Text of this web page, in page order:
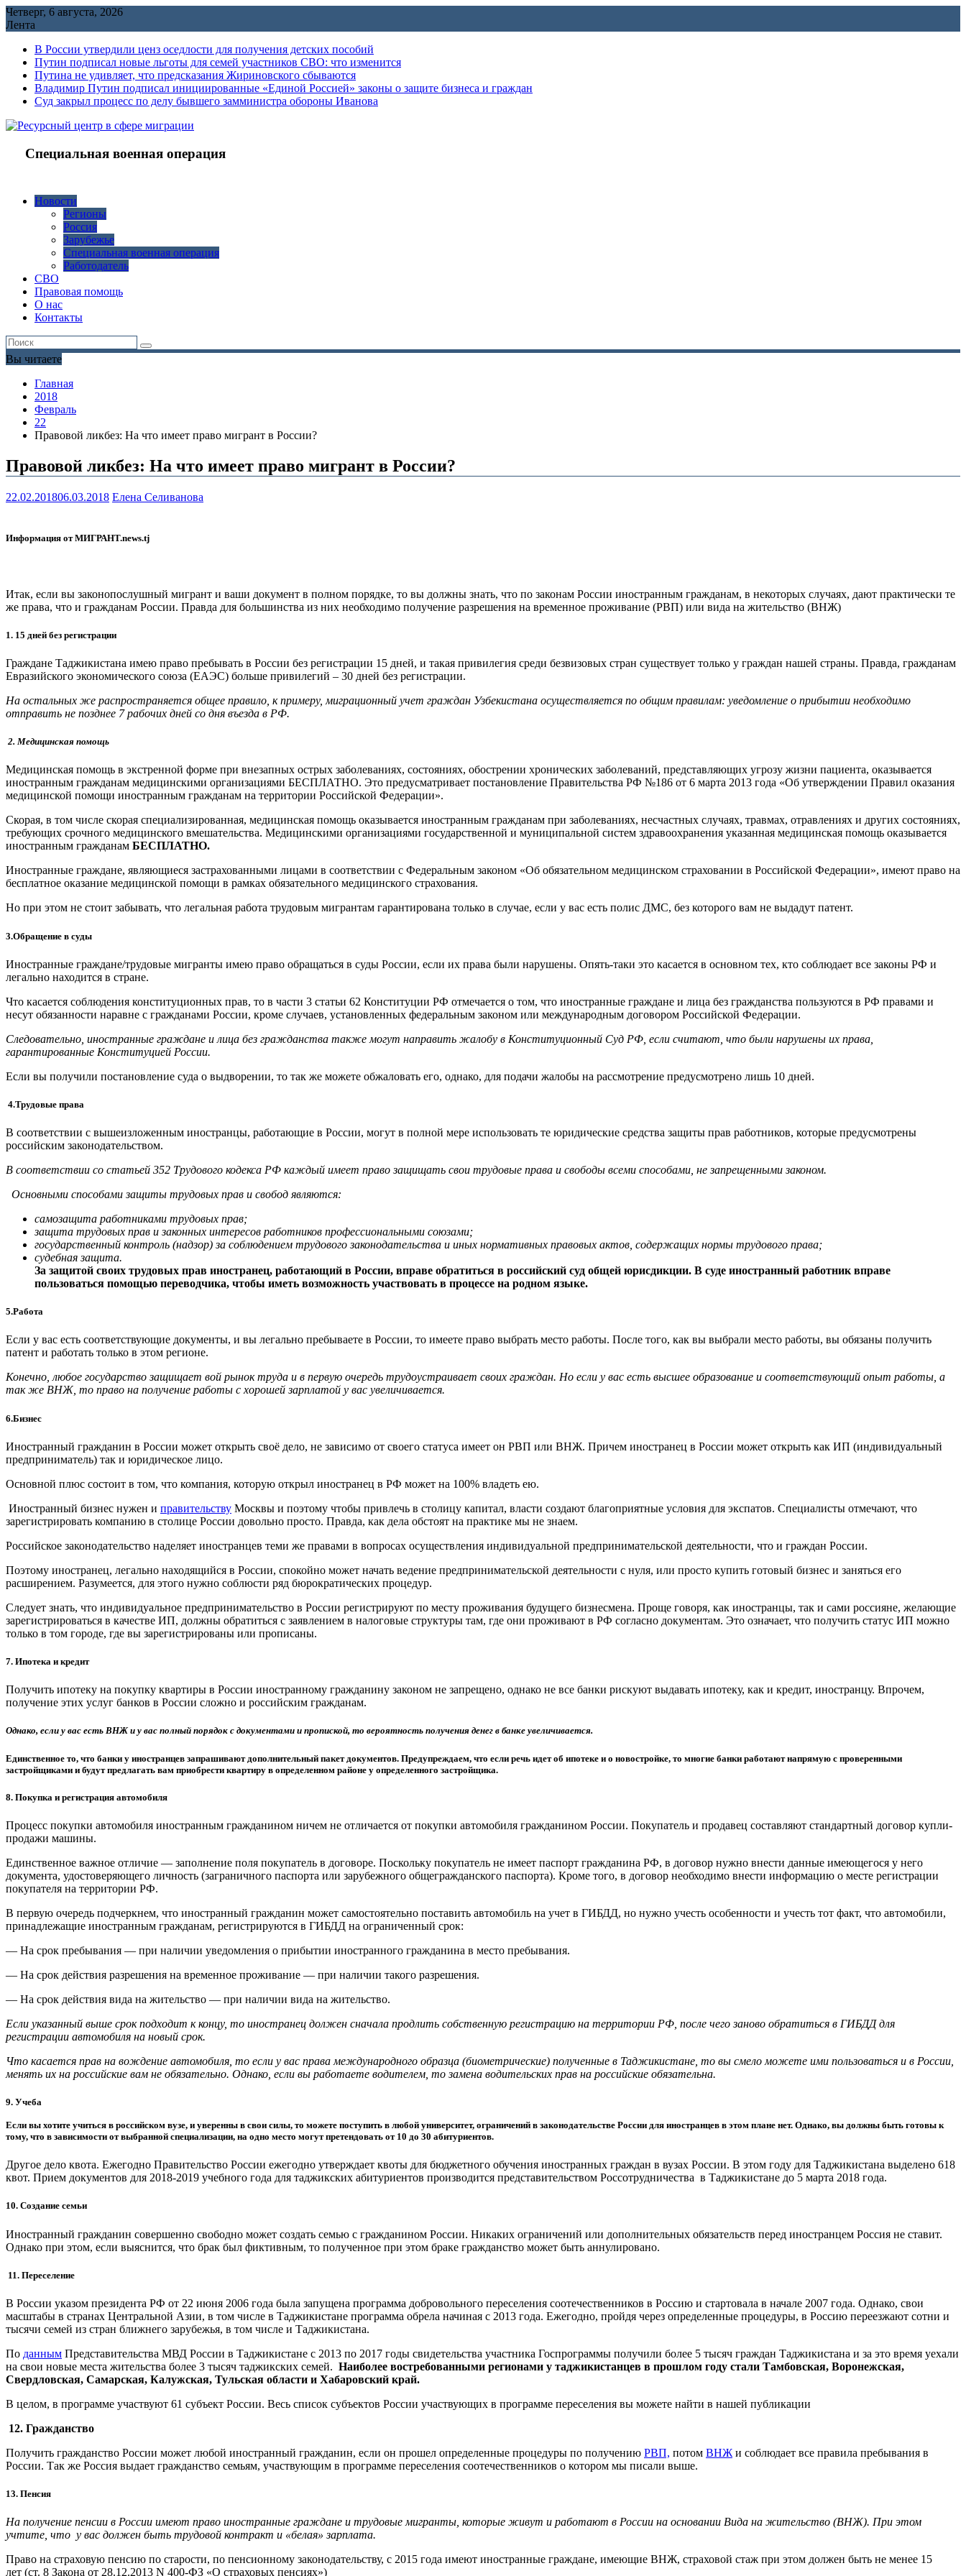
Перейти
к
Четверг, 6 августа, 2026
Лента
В России утвердили ценз оседлости для получения детских пособий
Путин подписал новые льготы для семей участников СВО: что изменится
Путина не удивляет, что предсказания Жириновского сбываются
Владимир Путин подписал инициированные «Единой Россией» законы о защите бизнеса и граждан
Cуд закрыл процесс по делу бывшего замминистра обороны Иванова
Специальная военная операция
Новости
Регионы
Россия
Зарубежье
Специальная военная операция
Работодатель
СВО
Правовая помощь
О нас
Контакты
Вы читаете
Главная
2018
Февраль
22
Правовой ликбез: На что имеет право мигрант в России?
Правовой ликбез: На что имеет право мигрант в России?
22.02.201806.03.2018 Елена Селиванова
Информация от МИГРАНТ.news.tj
Итак, если вы законопослушный мигрант и ваши документ в полном порядке, то вы должны знать, что по законам России иностранным гражданам, в некоторых случаях, дают практически те
же права, что и гражданам России. Правда для большинства из них необходимо получение разрешения на временное проживание (РВП) или вида на жительство (ВНЖ)
1. 15 дней без регистрации
Граждане Таджикистана имею право пребывать в России без регистрации 15 дней, и такая привилегия среди безвизовых стран существует только у граждан нашей страны. Правда, гражданам
Евразийского экономического союза (ЕАЭС) больше привилегий – 30 дней без регистрации.
На остальных же распространяется общее правило, к примеру, миграционный учет граждан Узбекистана осуществляется по общим правилам: уведомление о прибытии необходимо
отправить не позднее 7 рабочих дней со дня въезда в РФ.
2. Медицинская помощь
Медицинская помощь в экстренной форме при внезапных острых заболеваниях, состояниях, обострении хронических заболеваний, представляющих угрозу жизни пациента, оказывается
иностранным гражданам медицинскими организациями БЕСПЛАТНО. Это предусматривает постановление Правительства РФ №186 от 6 марта 2013 года «Об утверждении Правил оказания
медицинской помощи иностранным гражданам на территории Российской Федерации».
Скорая, в том числе скорая специализированная, медицинская помощь оказывается иностранным гражданам при заболеваниях, несчастных случаях, травмах, отравлениях и других состояниях,
требующих срочного медицинского вмешательства. Медицинскими организациями государственной и муниципальной систем здравоохранения указанная медицинская помощь оказывается
иностранным гражданам БЕСПЛАТНО.
Иностранные граждане, являющиеся застрахованными лицами в соответствии с Федеральным законом «Об обязательном медицинском страховании в Российской Федерации», имеют право на
бесплатное оказание медицинской помощи в рамках обязательного медицинского страхования.
Но при этом не стоит забывать, что легальная работа трудовым мигрантам гарантирована только в случае, если у вас есть полис ДМС, без которого вам не выдадут патент.
3.Обращение в суды
Иностранные граждане/трудовые мигранты имею право обращаться в суды России, если их права были нарушены. Опять-таки это касается в основном тех, кто соблюдает все законы РФ и
легально находится в стране.
Что касается соблюдения конституционных прав, то в части 3 статьи 62 Конституции РФ отмечается о том, что иностранные граждане и лица без гражданства пользуются в РФ правами и
несут обязанности наравне с гражданами России, кроме случаев, установленных федеральным законом или международным договором Российской Федерации.
Следовательно, иностранные граждане и лица без гражданства также могут направить жалобу в Конституционный Суд РФ, если считают, что были нарушены их права,
гарантированные Конституцией России.
Если вы получили постановление суда о выдворении, то так же можете обжаловать его, однако, для подачи жалобы на рассмотрение предусмотрено лишь 10 дней.
4.Трудовые права
В соответствии с вышеизложенным иностранцы, работающие в России, могут в полной мере использовать те юридические средства защиты прав работников, которые предусмотрены
российским законодательством.
В соответствии со статьей 352 Трудового кодекса РФ каждый имеет право защищать свои трудовые права и свободы всеми способами, не запрещенными законом.
Основными способами защиты трудовых прав и свобод являются:
самозащита работниками трудовых прав;
защита трудовых прав и законных интересов работников профессиональными союзами;
государственный контроль (надзор) за соблюдением трудового законодательства и иных нормативных правовых актов, содержащих нормы трудового права;
судебная защита.
За защитой своих трудовых прав иностранец, работающий в России, вправе обратиться в российский суд общей юрисдикции. В суде иностранный работник вправе
пользоваться помощью переводчика, чтобы иметь возможность участвовать в процессе на родном языке.
5.Работа
Если у вас есть соответствующие документы, и вы легально пребываете в России, то имеете право выбрать место работы. После того, как вы выбрали место работы, вы обязаны получить
патент и работать только в этом регионе.
Конечно, любое государство защищает вой рынок труда и в первую очередь трудоустраивает своих граждан. Но если у вас есть высшее образование и соответствующий опыт работы, а
так же ВНЖ, то право на получение работы с хорошей зарплатой у вас увеличивается.
6.Бизнес
Иностранный гражданин в России может открыть своё дело, не зависимо от своего статуса имеет он РВП или ВНЖ. Причем иностранец в России может открыть как ИП (индивидуальный
предприниматель) так и юридическое лицо.
Основной плюс состоит в том, что компания, которую открыл иностранец в РФ может на 100% владеть ею.
Иностранный бизнес нужен и правительству Москвы и поэтому чтобы привлечь в столицу капитал, власти создают благоприятные условия для экспатов. Специалисты отмечают, что
зарегистрировать компанию в столице России довольно просто. Правда, как дела обстоят на практике мы не знаем.
Российское законодательство наделяет иностранцев теми же правами в вопросах осуществления индивидуальной предпринимательской деятельности, что и граждан России.
Поэтому иностранец, легально находящийся в России, спокойно может начать ведение предпринимательской деятельности с нуля, или просто купить готовый бизнес и заняться его
расширением. Разумеется, для этого нужно соблюсти ряд бюрократических процедур.
Следует знать, что индивидуальное предпринимательство в России регистрируют по месту проживания будущего бизнесмена. Проще говоря, как иностранцы, так и сами россияне, желающие
зарегистрироваться в качестве ИП, должны обратиться с заявлением в налоговые структуры там, где они проживают в РФ согласно документам. Это означает, что получить статус ИП можно
только в том городе, где вы зарегистрированы или прописаны.
7. Ипотека и кредит
Получить ипотеку на покупку квартиры в России иностранному гражданину законом не запрещено, однако не все банки рискуют выдавать ипотеку, как и кредит, иностранцу. Впрочем,
получение этих услуг банков в России сложно и российским гражданам.
Однако, если у вас есть ВНЖ и у вас полный порядок с документами и пропиской, то вероятность получения денег в банке увеличивается.
Единственное то, что банки у иностранцев запрашивают дополнительный пакет документов. Предупреждаем, что если речь идет об ипотеке и о новостройке, то многие банки работают напрямую с проверенными
застройщиками и будут предлагать вам приобрести квартиру в определенном районе у определенного застройщика.
8. Покупка и регистрация автомобиля
Процесс покупки автомобиля иностранным гражданином ничем не отличается от покупки автомобиля гражданином России. Покупатель и продавец составляют стандартный договор купли-
продажи машины.
Единственное важное отличие — заполнение поля покупатель в договоре. Поскольку покупатель не имеет паспорт гражданина РФ, в договор нужно внести данные имеющегося у него
документа, удостоверяющего личность (заграничного паспорта или зарубежного общегражданского паспорта). Кроме того, в договор необходимо внести информацию о месте регистрации
покупателя на территории РФ.
В первую очередь подчеркнем, что иностранный гражданин может самостоятельно поставить автомобиль на учет в ГИБДД, но нужно учесть особенности и учесть тот факт, что автомобили,
принадлежащие иностранным гражданам, регистрируются в ГИБДД на ограниченный срок:
— На срок пребывания — при наличии уведомления о прибытии иностранного гражданина в место пребывания.
— На срок действия разрешения на временное проживание — при наличии такого разрешения.
— На срок действия вида на жительство — при наличии вида на жительство.
Если указанный выше срок подходит к концу, то иностранец должен сначала продлить собственную регистрацию на территории РФ, после чего заново обратиться в ГИБДД для
регистрации автомобиля на новый срок.
Что касается прав на вождение автомобиля, то если у вас права международного образца (биометрические) полученные в Таджикистане, то вы смело можете ими пользоваться и в России,
менять их на российские вам не обязательно. Однако, если вы работаете водителем, то замена водительских прав на российские обязательна.
9. Учеба
Если вы хотите учиться в российском вузе, и уверенны в свои силы, то можете поступить в любой университет, ограничений в законодательстве России для иностранцев в этом плане нет. Однако, вы должны быть готовы к
тому, что в зависимости от выбранной специализации, на одно место могут претендовать от 10 до 30 абитуриентов.
Другое дело квота. Ежегодно Правительство России ежегодно утверждает квоты для бюджетного обучения иностранных граждан в вузах России. В этом году для Таджикистана выделено 618
квот. Прием документов для 2018-2019 учебного года для таджикских абитуриентов производится представительством Россотрудничества в Таджикистане до 5 марта 2018 года.
10. Создание семьи
Иностранный гражданин совершенно свободно может создать семью с гражданином России. Никаких ограничений или дополнительных обязательств перед иностранцем Россия не ставит.
Однако при этом, если выяснится, что брак был фиктивным, то полученное при этом браке гражданство может быть аннулировано.
11. Переселение
В России указом президента РФ от 22 июня 2006 года была запущена программа добровольного переселения соотечественников в Россию и стартовала в начале 2007 года. Однако, свои
масштабы в странах Центральной Азии, в том числе в Таджикистане программа обрела начиная с 2013 года. Ежегодно, пройдя через определенные процедуры, в Россию переезжают сотни и
тысячи семей из стран ближнего зарубежья, в том числе и Таджикистана.
По данным Представительства МВД России в Таджикистане с 2013 по 2017 годы свидетельства участника Госпрограммы получили более 5 тысяч граждан Таджикистана и за это время уехали
на свои новые места жительства более 3 тысяч таджикских семей. Наиболее востребованными регионами у таджикистанцев в прошлом году стали Тамбовская, Воронежская,
Свердловская, Самарская, Калужская, Тульская области и Хабаровский край.
В целом, в программе участвуют 61 субъект России. Весь список субъектов России участвующих в программе переселения вы можете найти в нашей публикации
12. Гражданство
Получить гражданство России может любой иностранный гражданин, если он прошел определенные процедуры по получению РВП, потом ВНЖ и соблюдает все правила пребывания в
России. Так же Россия выдает гражданство семьям, участвующим в программе переселения соотечественников о котором мы писали выше.
13. Пенсия
На получение пенсии в России имеют право иностранные граждане и трудовые мигранты, которые живут и работают в России на основании Вида на жительство (ВНЖ). При этом
учтите, что у вас должен быть трудовой контракт и «белая» зарплата.
Право на страховую пенсию по старости, по пенсионному законодательству, с 2015 года имеют иностранные граждане, имеющие ВНЖ, страховой стаж при этом должен быть не менее 15
лет (ст. 8 Закона от 28.12.2013 N 400-ФЗ «О страховых пенсиях»)